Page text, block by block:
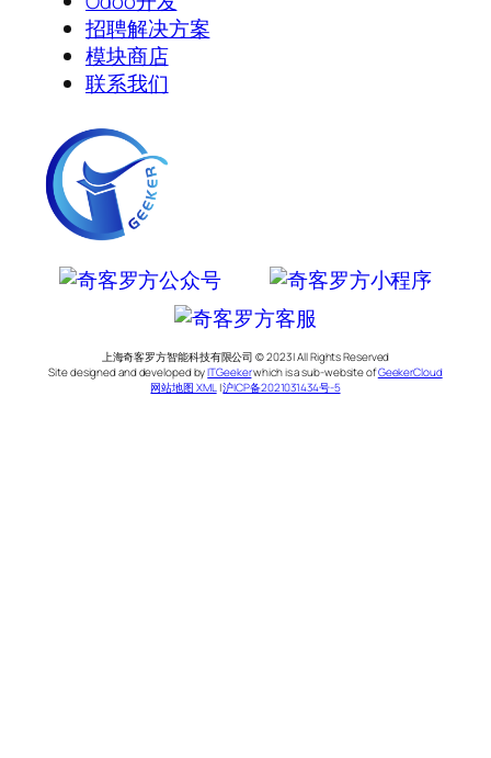
招聘解决方案
模块商店
联系我们
上海奇客罗方智能科技有限公司 © 2023 | All Rights Reserved
Site designed and developed byITGeekerwhich is a sub-website ofGeekerCloud
网站地图 XML |沪ICP备2021031434号-5